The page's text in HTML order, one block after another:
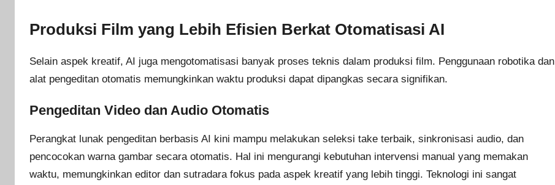
Produksi Film yang Lebih Efisien Berkat Otomatisasi AI
Selain aspek kreatif, AI juga mengotomatisasi banyak proses teknis dalam produksi film. Penggunaan robotika dan
alat pengeditan otomatis memungkinkan waktu produksi dapat dipangkas secara signifikan.
Pengeditan Video dan Audio Otomatis
Perangkat lunak pengeditan berbasis AI kini mampu melakukan seleksi take terbaik, sinkronisasi audio, dan
pencocokan warna gambar secara otomatis. Hal ini mengurangi kebutuhan intervensi manual yang memakan
waktu, memungkinkan editor dan sutradara fokus pada aspek kreatif yang lebih tinggi. Teknologi ini sangat